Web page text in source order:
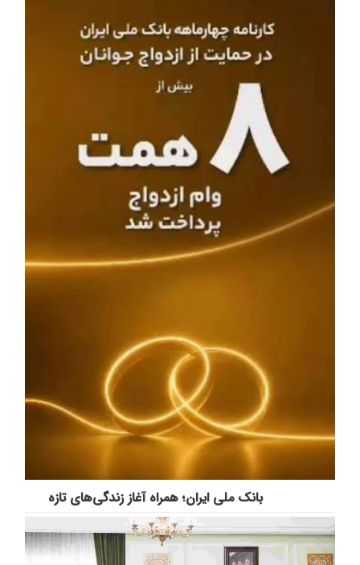
بانک ملی ایران؛ همراه آغاز زندگی‌های تازه